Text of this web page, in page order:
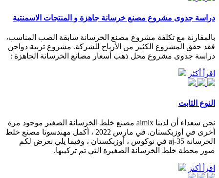
دراسة جدوى مشروع مصنع خرسانة جاهزة و المنتجات الاسمنتية
بالمقارنة مع تكلفة مشروع مصنع الخرسانة سابقة الصب المناسب،
فقد حقق المشروع الكثير من الأرباح للشركة. مشروع تربية دواجن
دراسة جدوى مشروع محل ذهب أسعار مصانع الخرسانة الجاهزة :
اقرأ أكثر
النوع الثابت
نحن سعداء أن لدينا aimix مصنع خلط الخرسانة الصغير موجود مرة
أخرى في أوزبكستان. في مارس 2022 ، أكمل مهندسونا مصنع خلط
الخرسانة aj-35 في نوكوس ، أوزبكستان ، وفيما يلي نعرض لكم
صور محطة خلط الخرسانة الصغيرة التي تم تركيبها.
اقرأ أكثر